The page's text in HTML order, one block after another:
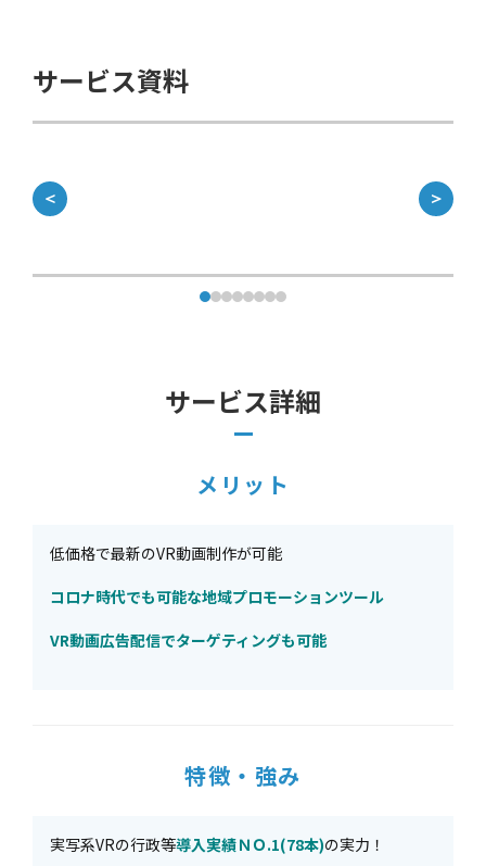
サービス資料
＜ ＞
サービス詳細
メリット
低価格で最新のVR動画制作が可能
コロナ時代でも可能な地域プロモーションツール
VR動画広告配信でターゲティングも可能
特徴・強み
実写系VRの行政等導入実績ＮＯ.1(78本)の実力！